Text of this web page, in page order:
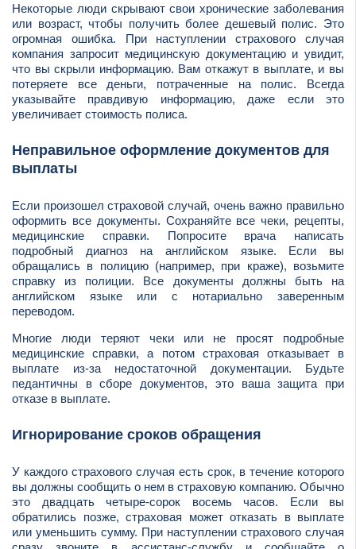
Некоторые люди скрывают свои хронические заболевания
или возраст, чтобы получить более дешевый полис. Это
огромная ошибка. При наступлении страхового случая
компания запросит медицинскую документацию и увидит,
что вы скрыли информацию. Вам откажут в выплате, и вы
потеряете все деньги, потраченные на полис. Всегда
указывайте правдивую информацию, даже если это
увеличивает стоимость полиса.
Неправильное оформление документов для
выплаты
Если произошел страховой случай, очень важно правильно
оформить все документы. Сохраняйте все чеки, рецепты,
медицинские справки. Попросите врача написать
подробный диагноз на английском языке. Если вы
обращались в полицию (например, при краже), возьмите
справку из полиции. Все документы должны быть на
английском языке или с нотариально заверенным
переводом.
Многие люди теряют чеки или не просят подробные
медицинские справки, а потом страховая отказывает в
выплате из-за недостаточной документации. Будьте
педантичны в сборе документов, это ваша защита при
отказе в выплате.
Игнорирование сроков обращения
У каждого страхового случая есть срок, в течение которого
вы должны сообщить о нем в страховую компанию. Обычно
это двадцать четыре-сорок восемь часов. Если вы
обратились позже, страховая может отказать в выплате
или уменьшить сумму. При наступлении страхового случая